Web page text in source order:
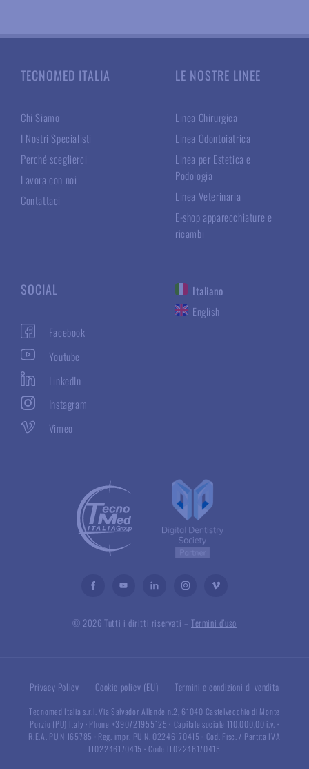
© 2026 Tutti i diritti riservati –Termini d’uso
TECNOMED ITALIA
Chi Siamo
I Nostri Specialisti
Perché sceglierci
Lavora con noi
Contattaci
LE NOSTRE LINEE
Linea Chirurgica
Linea Odontoiatrica
Linea per Estetica e
Podologia
Linea Veterinaria
E-shop apparecchiature e
ricambi
SOCIAL
Facebook
Youtube
LinkedIn
Instagram
Vimeo
Italiano
English
Privacy Policy Cookie policy (EU) Termini e condizioni di vendita
Tecnomed Italia s.r.l. Via Salvador Allende n.2, 61040 Castelvecchio di Monte
Porzio (PU) Italy · Phone +390721955125· Capitale sociale 110.000,00 i.v. ·
R.E.A. PU N 165785 · Reg. impr. PU N. 02246170415· Cod. Fisc. / Partita IVA
IT02246170415 · Code IT02246170415